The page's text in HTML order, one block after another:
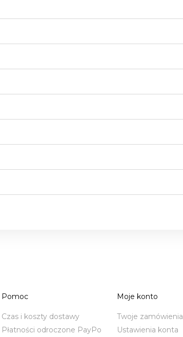
Pomoc
Czas i koszty dostawy
Płatności odroczone PayPo
Moje konto
Twoje zamówienia
Ustawienia konta